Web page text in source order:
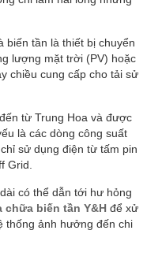
biến tần là thiết bị chuyển
lượng mặt trời (PV) hoặc
chiều cung cấp cho tải sử
từ Trung Hoa và được
là các dòng công suất
sử dụng điện từ tấm pin
Grid.
có thể dẫn tới hư hỏng
chữa biến tần Y&H để xử
thống ảnh hưởng đến chi